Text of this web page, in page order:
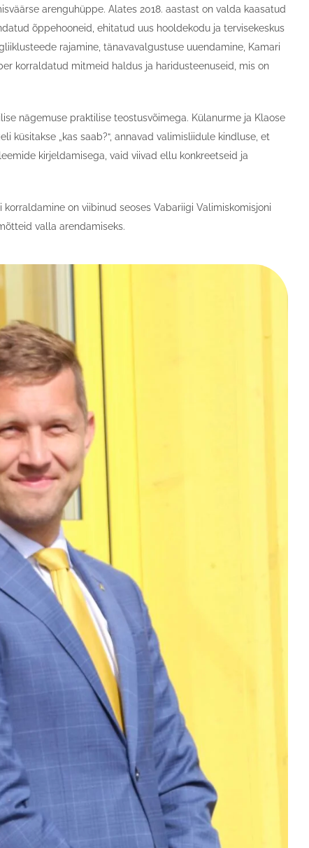
arenguhüppe. Alates 2018. aastast on valda kaasatud
õppehooneid, ehitatud uus hooldekodu ja tervisekeskus
rajamine, tänavavalgustuse uuendamine, Kamari
korraldatud mitmeid haldus ja haridusteenuseid, mis on
nägemuse praktilise teostusvõimega. Külanurme ja Klaose
küsitakse „kas saab?“, annavad valimisliidule kindluse, et
kirjeldamisega, vaid viivad ellu konkreetseid ja
on viibinud seoses Vabariigi Valimiskomisjoni
valla arendamiseks.